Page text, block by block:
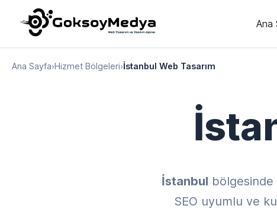
Ana
Ana Sayfa›Hizmet Bölgeleri›İstanbul Web Tasarım
İstanbul
SEO uyumlu ve